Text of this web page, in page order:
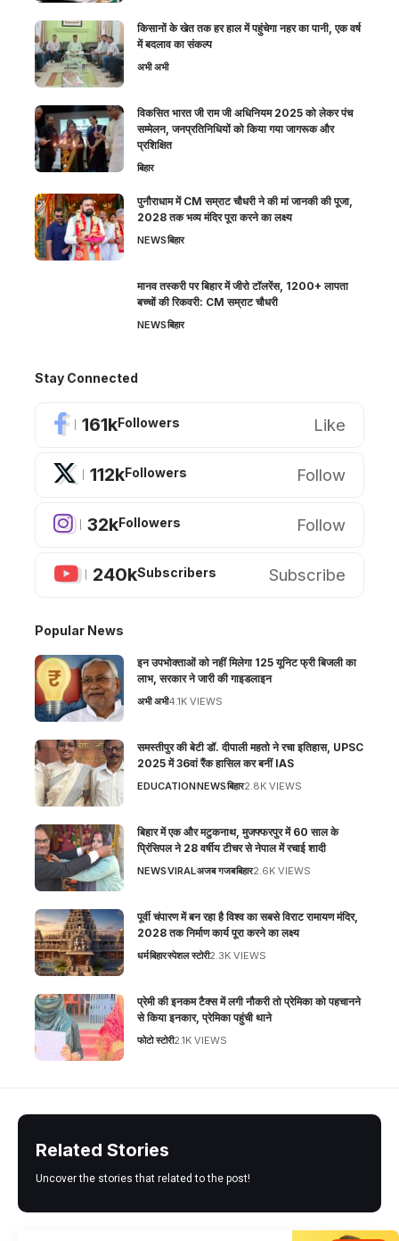
किसानों के खेत तक हर हाल में पहुंचेगा नहर का पानी, एक वर्ष
में बदलाव का संकल्प
अभी अभी
विकसित भारत जी राम जी अधिनियम 2025 को लेकर पंच
सम्मेलन, जनप्रतिनिधियों को किया गया जागरूक और
प्रशिक्षित
बिहार
पुनौराधाम में CM सम्राट चौधरी ने की मां जानकी की पूजा,
2028 तक भव्य मंदिर पूरा करने का लक्ष्य
NEWSबिहार
मानव तस्करी पर बिहार में जीरो टॉलरेंस, 1200+ लापता
बच्चों की रिकवरी: CM सम्राट चौधरी
NEWSबिहार
Stay Connected
161kFollowers Like
112kFollowers Follow
32kFollowers Follow
240kSubscribers Subscribe
Popular News
इन उपभोक्ताओं को नहीं मिलेगा 125 यूनिट फ्री बिजली का
लाभ, सरकार ने जारी की गाइडलाइन
अभी अभी4.1K VIEWS
समस्तीपुर की बेटी डॉ. दीपाली महतो ने रचा इतिहास, UPSC
2025 में 36वां रैंक हासिल कर बनीं IAS
EDUCATIONNEWSबिहार2.8K VIEWS
बिहार में एक और मटुकनाथ, मुजफ्फरपुर में 60 साल के
प्रिंसिपल ने 28 वर्षीय टीचर से नेपाल में रचाई शादी
NEWSVIRALअजब गजबबिहार2.6K VIEWS
पूर्वी चंपारण में बन रहा है विश्व का सबसे विराट रामायण मंदिर,
2028 तक निर्माण कार्य पूरा करने का लक्ष्य
धर्मबिहारस्पेशल स्टोरी2.3K VIEWS
प्रेमी की इनकम टैक्स में लगी नौकरी तो प्रेमिका को पहचानने
से किया इनकार, प्रेमिका पहुंची थाने
फोटो स्टोरी2.1K VIEWS
Related Stories
Uncover the stories that related to the post!